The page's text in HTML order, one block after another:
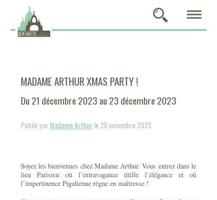
MADAME ARTHUR XMAS PARTY !
Du 21 décembre 2023 au 23 décembre 2023
Publié parMadame Arthurle 28 novembre 2023
Soyez les bienvenues chez Madame Arthur. Vous entrez dans le
lieu Parisien où l’extravagance titille l’élégance et où
l’impertinence Pigalienne règne en maîtresse !